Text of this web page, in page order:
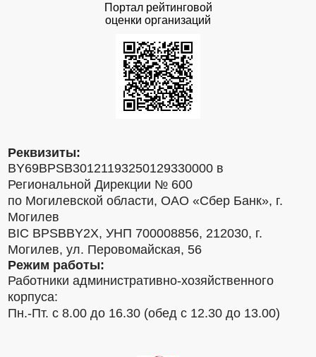
Портал рейтинговой
оценки организаций
Реквизиты:
BY69BPSB30121193250129330000 в
Региональной Дирекции № 600
по Могилевской области, ОАО «Сбер Банк», г.
Могилев
BIC BPSBBY2X, УНП 700008856, 212030, г.
Могилев, ул. Перовомайская, 56
Режим работы:
Работники административно-хозяйственного
корпуса:
Пн.-Пт. с 8.00 до 16.30 (обед с 12.30 до 13.00)